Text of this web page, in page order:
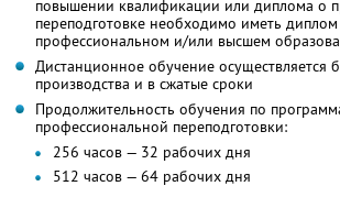
повышении квалификации или диплома о
переподготовке необходимо иметь
профессиональном и/или высшем
Дистанционное обучение осуществляется
производства и в сжатые сроки
Продолжительность обучения по
профессиональной переподготовки:
256 часов — 32 рабочих дня
512 часов — 64 рабочих дня